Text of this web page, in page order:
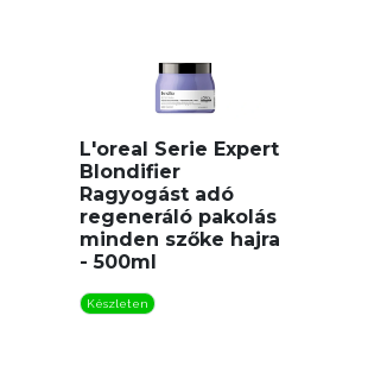
L'oreal Serie Expert
Blondifier
Ragyogást adó
regeneráló pakolás
minden szőke hajra
- 500ml
Készleten